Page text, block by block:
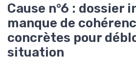
Cause n°6 : dossier
manque de
concrètes pour
situation